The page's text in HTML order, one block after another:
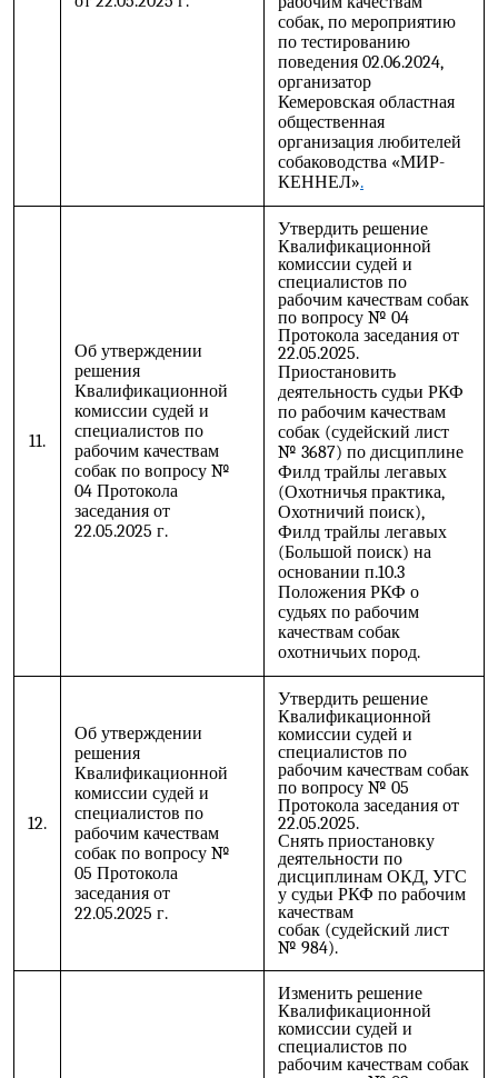
собак, по мероприятию
по тестированию
поведения 02.06.2024,
организатор
Кемеровская областная
общественная
организация любителей
собаководства «МИР-
КЕННЕЛ».
11.
Об утверждении
решения
Квалификационной
комиссии судей и
специалистов по
рабочим качествам
собак по вопросу №
04 Протокола
заседания от
22.05.2025 г.
Утвердить решение
Квалификационной
комиссии судей и
специалистов по
рабочим качествам собак
по вопросу № 04
Протокола заседания от
22.05.2025.
Приостановить
деятельность судьи РКФ
по рабочим качествам
собак (судейский лист
№ 3687) по дисциплине
Филд трайлы легавых
(Охотничья практика,
Охотничий поиск),
Филд трайлы легавых
(Большой поиск) на
основании п.10.3
Положения РКФ о
судьях по рабочим
качествам собак
охотничьих пород.
12.
Об утверждении
решения
Квалификационной
комиссии судей и
специалистов по
рабочим качествам
собак по вопросу №
05 Протокола
заседания от
22.05.2025 г.
Утвердить решение
Квалификационной
комиссии судей и
специалистов по
рабочим качествам собак
по вопросу № 05
Протокола заседания от
22.05.2025.
Снять приостановку
деятельности по
дисциплинам ОКД, УГС
у судьи РКФ по рабочим
качествам
собак (судейский лист
№ 984).
Изменить решение
Квалификационной
комиссии судей и
специалистов по
рабочим качествам собак